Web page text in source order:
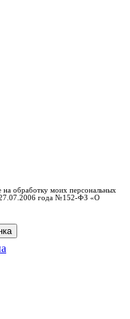
обработку моих персональных
27.07.2006 года №152-ФЗ «О